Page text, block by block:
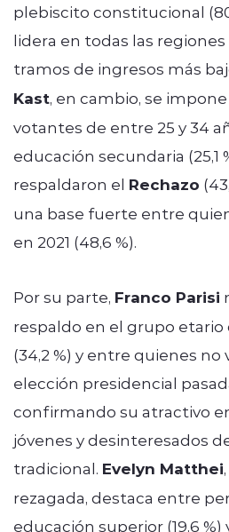
plebiscito constitucional
lidera en todas las
tramos de ingresos más
Kast, en cambio, se
votantes de entre 25 y 34
educación secundaria (25,1
respaldaron el Rechazo
una base fuerte entre
en 2021 (48,6 %).
Por su parte, Franco Parisi
respaldo en el grupo etario
(34,2 %) y entre quienes no
elección presidencial
confirmando su atractivo
jóvenes y desinteresados
tradicional. Evelyn Matthei
rezagada, destaca entre
educación superior (19,6